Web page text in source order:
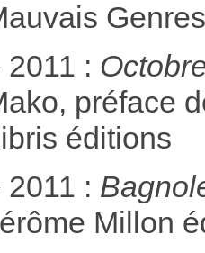
Genres
2011 :
préface
éditions
2011 :
Millon